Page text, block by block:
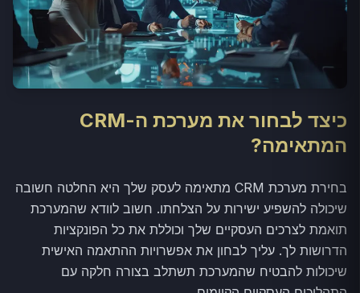
כיצד לבחור את מערכת ה-CRM
המתאימה?
בחירת מערכת CRM מתאימה לעסק שלך היא החלטה חשובה
שיכולה להשפיע ישירות על הצלחתו. חשוב לוודא שהמערכת
תואמת לצרכים העסקיים שלך וכוללת את כל הפונקציות
הדרושות לך. עליך לבחון את אפשרויות ההתאמה האישית
שיכולות להבטיח שהמערכת תשתלב בצורה חלקה עם